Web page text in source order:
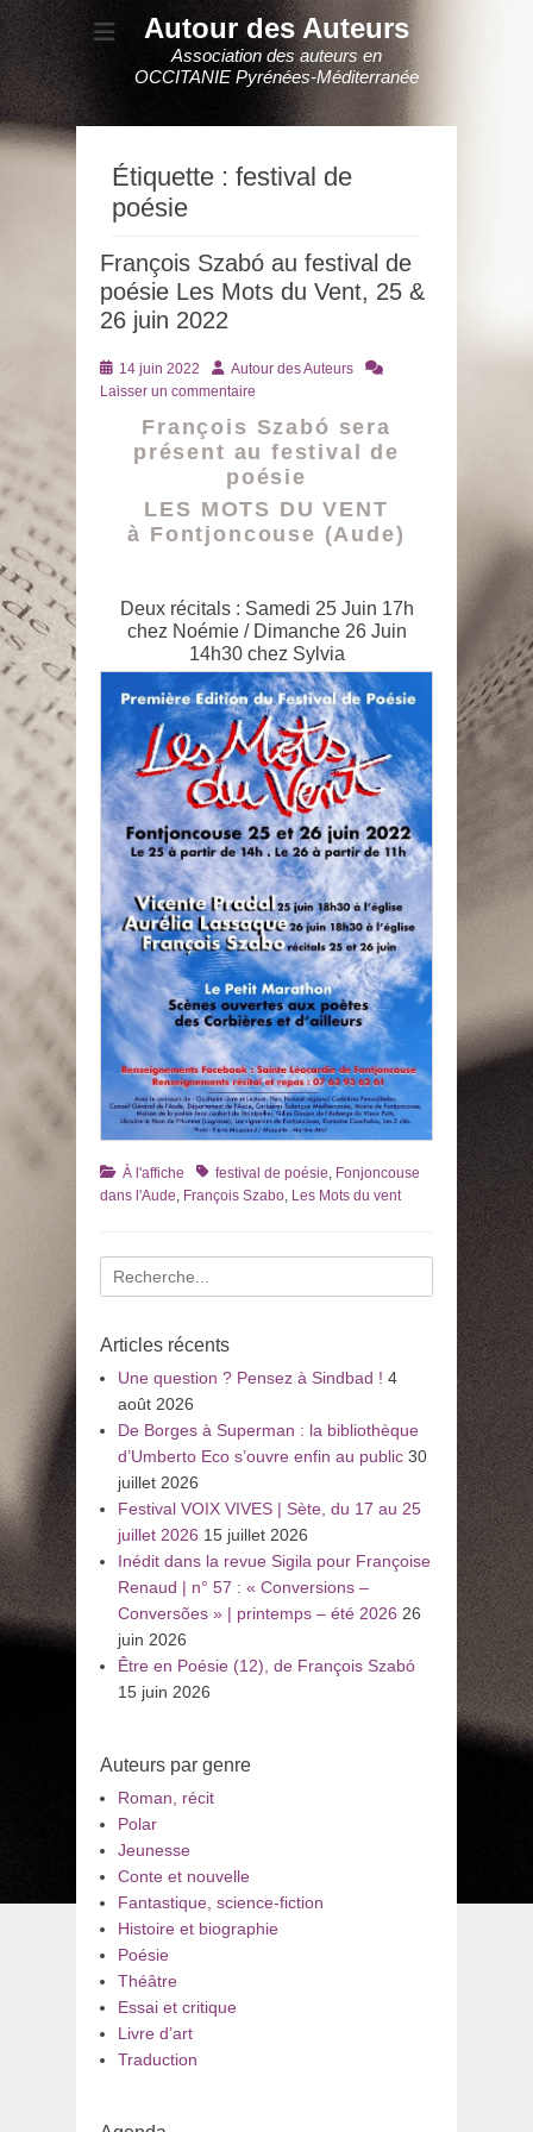
Autour des Auteurs
Association des auteurs en
OCCITANIE Pyrénées-Méditerranée
Étiquette : festival de
poésie
François Szabó au festival de
poésie Les Mots du Vent, 25 &
26 juin 2022
Posté
le
14 juin 2022 AuteurAutour des Auteurs
Laisser un commentaire
François Szabó sera
présent au festival de
poésie
LES MOTS DU VENT
à Fontjoncouse (Aude)
Deux récitals : Samedi 25 Juin 17h
chez Noémie / Dimanche 26 Juin
14h30 chez Sylvia
Catégories
À l'affiche Tagsfestival de poésie, Fonjoncouse
dans l'Aude, François Szabo, Les Mots du vent
Recherche
pour
Articles récents
Une question ? Pensez à Sindbad ! 4
août 2026
De Borges à Superman : la bibliothèque
d’Umberto Eco s’ouvre enfin au public 30
juillet 2026
Festival VOIX VIVES | Sète, du 17 au 25
juillet 2026 15 juillet 2026
Inédit dans la revue Sigila pour Françoise
Renaud | n° 57 : « Conversions –
Conversões » | printemps – été 2026 26
juin 2026
Être en Poésie (12), de François Szabó
15 juin 2026
Auteurs par genre
Roman, récit
Polar
Jeunesse
Conte et nouvelle
Fantastique, science-fiction
Histoire et biographie
Poésie
Théâtre
Essai et critique
Livre d’art
Traduction